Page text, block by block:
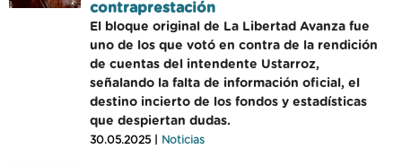
contraprestación
El bloque original de La Libertad Avanza fue
uno de los que votó en contra de la rendición
de cuentas del intendente Ustarroz,
señalando la falta de información oficial, el
destino incierto de los fondos y estadísticas
que despiertan dudas.
30.05.2025 | Noticias